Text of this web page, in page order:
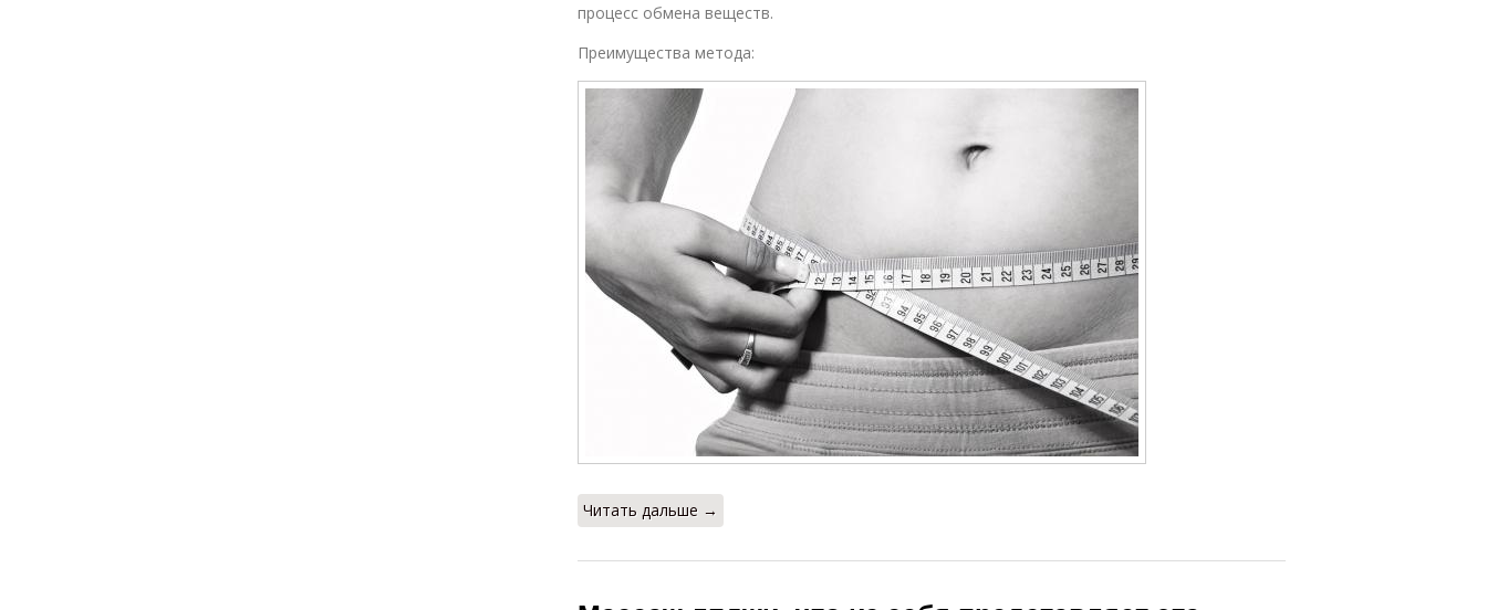
процесс обмена веществ.
Преимущества метода:
Читать дальше →